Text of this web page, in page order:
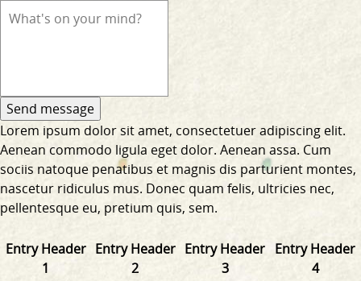
Lorem ipsum dolor sit amet, consectetuer adipiscing elit.
Aenean commodo ligula eget dolor. Aenean assa. Cum
sociis natoque penatibus et magnis dis parturient montes,
nascetur ridiculus mus. Donec quam felis, ultricies nec,
pellentesque eu, pretium quis, sem.
Entry Header
1
Entry Header
2
Entry Header
3
Entry Header
4